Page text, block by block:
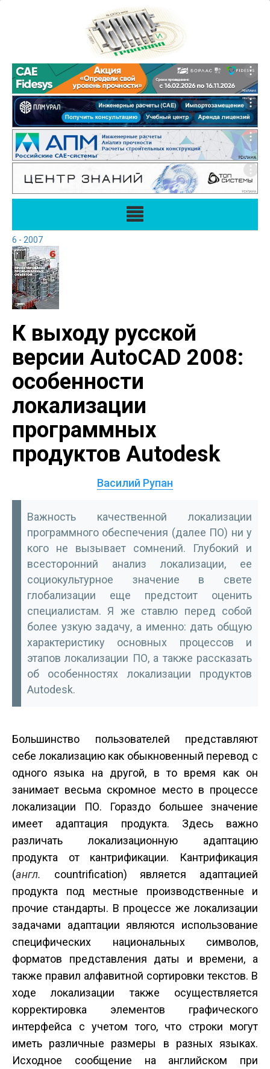
6 - 2007
К выходу русской
версии AutoCAD 2008:
особенности
локализации
программных
продуктов Autodesk
Василий Рупан
Важность качественной локализации
программного обеспечения (далее ПО) ни у
кого не вызывает сомнений. Глубокий и
всесторонний анализ локализации, ее
социокультурное значение в свете
глобализации еще предстоит оценить
специалистам. Я же ставлю перед собой
более узкую задачу, а именно: дать общую
характеристику основных процессов и
этапов локализации ПО, а также рассказать
об особенностях локализации продуктов
Autodesk.
Большинство пользователей представляют
себе локализацию как обыкновенный перевод с
одного языка на другой, в то время как он
занимает весьма скромное место в процессе
локализации ПО. Гораздо большее значение
имеет адаптация продукта. Здесь важно
различать локализационную адаптацию
продукта от кантрификации. Кантрификация
(англ. countrification) является адаптацией
продукта под местные производственные и
прочие стандарты. В процессе же локализации
задачами адаптации являются использование
специфических национальных символов,
форматов представления даты и времени, а
также правил алфавитной сортировки текстов. В
ходе локализации также осуществляется
корректировка элементов графического
интерфейса с учетом того, что строки могут
иметь различные размеры в разных языках.
Исходное сообщение на английском при